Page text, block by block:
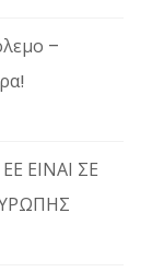
–
ΕΙΝΑΙ ΣΕ